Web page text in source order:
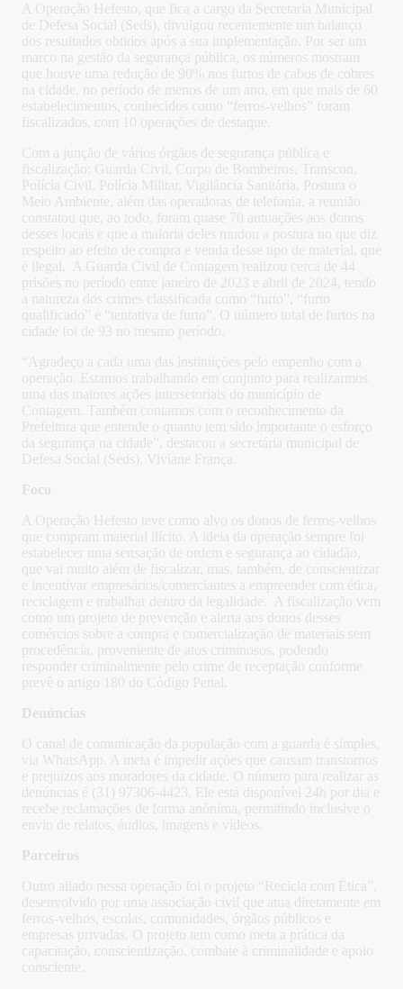
A Operação Hefesto, que fica a cargo da Secretaria Municipal
de Defesa Social (Seds), divulgou recentemente um balanço
dos resultados obtidos após a sua implementação. Por ser um
marco na gestão da segurança pública, os números mostram
que houve uma redução de 90% nos furtos de cabos de cobres
na cidade, no período de menos de um ano, em que mais de 60
estabelecimentos, conhecidos como “ferros-velhos” foram
fiscalizados, com 10 operações de destaque.
Com a junção de vários órgãos de segurança pública e
fiscalização: Guarda Civil, Corpo de Bombeiros, Transcon,
Polícia Civil, Polícia Militar, Vigilância Sanitária, Postura o
Meio Ambiente, além das operadoras de telefonia, a reunião
constatou que, ao todo, foram quase 70 autuações aos donos
desses locais e que a maioria deles mudou a postura no que diz
respeito ao efeito de compra e venda desse tipo de material, que
é ilegal. A Guarda Civil de Contagem realizou cerca de 44
prisões no período entre janeiro de 2023 e abril de 2024, tendo
a natureza dos crimes classificada como “furto”, “furto
qualificado” e “tentativa de furto”. O número total de furtos na
cidade foi de 93 no mesmo período.
“Agradeço a cada uma das instituições pelo empenho com a
operação. Estamos trabalhando em conjunto para realizarmos
uma das maiores ações intersetoriais do município de
Contagem. Também contamos com o reconhecimento da
Prefeitura que entende o quanto tem sido importante o esforço
da segurança na cidade”, destacou a secretária municipal de
Defesa Social (Seds), Viviane França.
Foco
A Operação Hefesto teve como alvo os donos de ferros-velhos
que compram material ilícito. A ideia da operação sempre foi
estabelecer uma sensação de ordem e segurança ao cidadão,
que vai muito além de fiscalizar, mas, também, de conscientizar
e incentivar empresários/comerciantes a empreender com ética,
reciclagem e trabalhar dentro da legalidade. A fiscalização vem
como um projeto de prevenção e alerta aos donos desses
comércios sobre a compra e comercialização de materiais sem
procedência, proveniente de atos criminosos, podendo
responder criminalmente pelo crime de receptação conforme
prevê o artigo 180 do Código Penal.
Denúncias
O canal de comunicação da população com a guarda é simples,
via WhatsApp. A meta é impedir ações que causam transtornos
e prejuízos aos moradores da cidade. O número para realizar as
denúncias é (31) 97306-4423. Ele está disponível 24h por dia e
recebe reclamações de forma anônima, permitindo inclusive o
envio de relatos, áudios, imagens e vídeos.
Parceiros
Outro aliado nessa operação foi o projeto “Recicla com Ética”,
desenvolvido por uma associação civil que atua diretamente em
ferros-velhos, escolas, comunidades, órgãos públicos e
empresas privadas. O projeto tem como meta a prática da
capacitação, conscientização, combate à criminalidade e apoio
consciente.